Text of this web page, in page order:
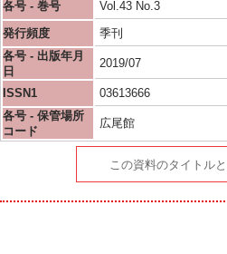
各号 - 巻号
Vol.43 No.3
発行頻度
季刊
各号 - 出版年月
日
2019/07
ISSN1
03613666
各号 - 保管場所
コード
広尾館
この資料のタイトル